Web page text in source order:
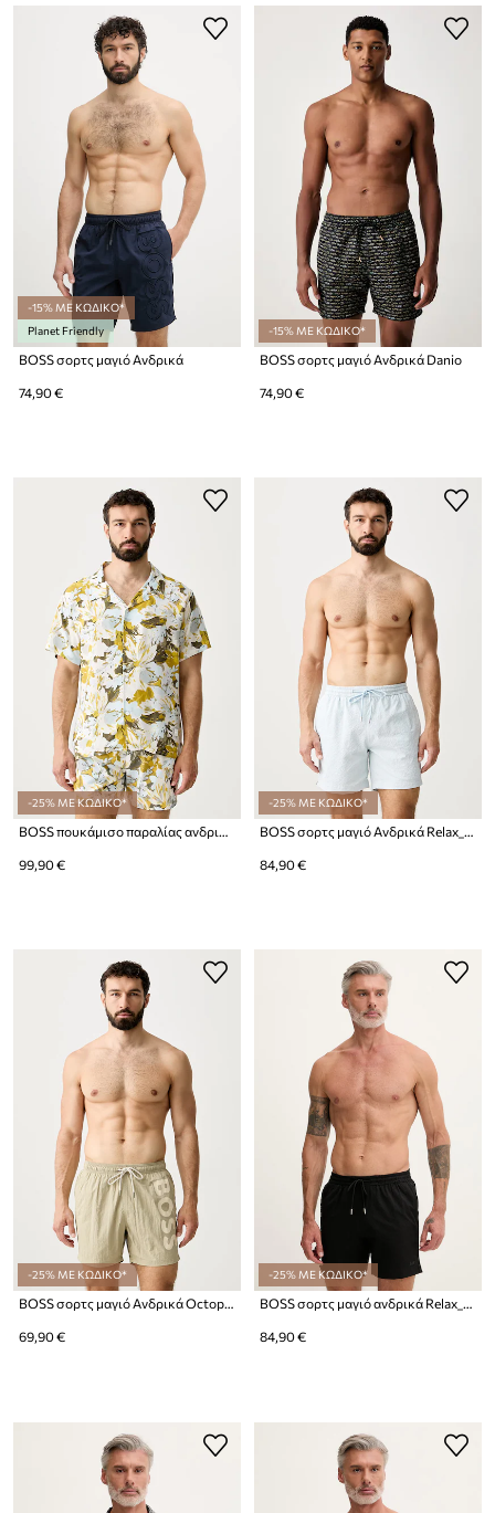
-15% ΜΕ ΚΩΔΙΚΟ*
Planet Friendly
BOSS σορτς μαγιό Ανδρικά
74,90 €
-15% ΜΕ ΚΩΔΙΚΟ*
BOSS σορτς μαγιό Ανδρικά Danio
74,90 €
-25% ΜΕ ΚΩΔΙΚΟ*
BOSS πουκάμισο παραλίας ανδρικό
99,90 €
-25% ΜΕ ΚΩΔΙΚΟ*
BOSS σορτς μαγιό Ανδρικά Relax_Trunk
84,90 €
-25% ΜΕ ΚΩΔΙΚΟ*
BOSS σορτς μαγιό Ανδρικά Octopus
69,90 €
-25% ΜΕ ΚΩΔΙΚΟ*
BOSS σορτς μαγιό ανδρικά Relax_Trunk
84,90 €